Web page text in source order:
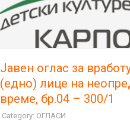
Јавен оглас за
(едно) лице на
време, бр.04 – 300/1
Category: ОГЛАСИ